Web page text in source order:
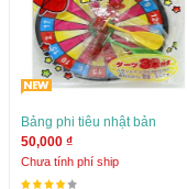
Bảng phi tiêu nhật bản
50,000 ₫
Chưa tính phí ship